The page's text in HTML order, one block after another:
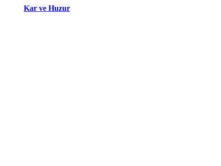
Kar ve Huzur